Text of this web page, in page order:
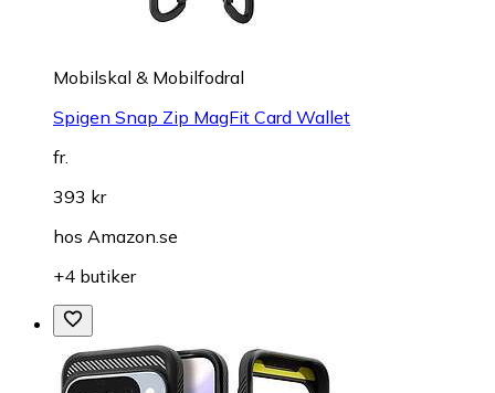
Mobilskal & Mobilfodral
Spigen Snap Zip MagFit Card Wallet
fr.
393 kr
hos Amazon.se
+4 butiker